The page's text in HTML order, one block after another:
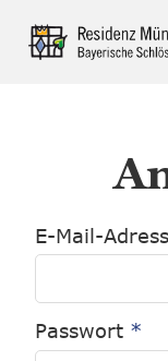
E-Mail-
Passwort